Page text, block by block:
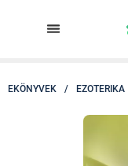
EKÖNYVEK / EZOTERIKA